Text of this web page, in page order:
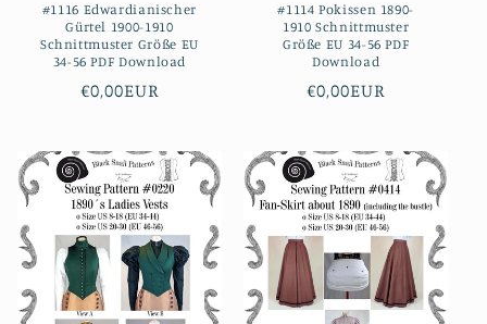
#1116 Edwardianischer
Gürtel 1900-1910
Schnittmuster Größe EU
34-56 PDF Download
Normaler
€0,00EUR
#1114 Pokissen 1890-
1910 Schnittmuster
Größe EU 34-56 PDF
Download
Normaler
€0,00EUR